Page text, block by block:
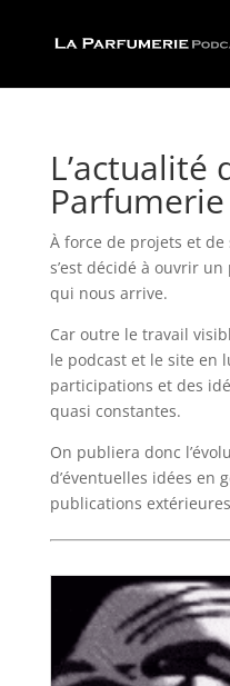
L’actualité
À force de projets et
s’est décidé à ouvrir
qui nous arrive.
Car outre le travail
le podcast et le site en
participations et des
quasi constantes.
On publiera donc
d’éventuelles idées en
publications